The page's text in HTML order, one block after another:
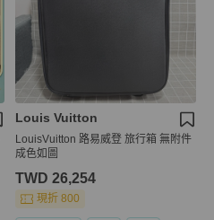
Louis Vuitton
LouisVuitton 路易威登 旅行箱 無附件
成色如圖
TWD 26,254
現折 800